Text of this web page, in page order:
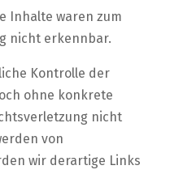
Inhalte waren zum
nicht erkennbar.
Kontrolle der
ohne konkrete
nicht
von
wir derartige Links